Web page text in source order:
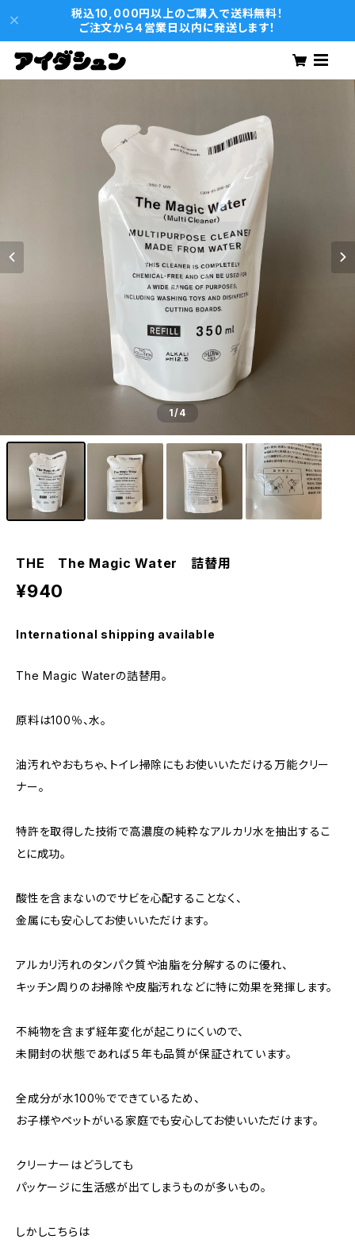
税込10,000円以上のご購入で送料無料！
ご注文から４営業日以内に発送します！
1/4
THE The Magic Water 詰替用
¥940
International shipping available
The Magic Waterの詰替用。
原料は100％、水。
油汚れやおもちゃ、トイレ掃除にもお使いいただける万能クリー
ナー。
特許を取得した技術で高濃度の純粋なアルカリ水を抽出するこ
とに成功。
酸性を含まないのでサビを心配することなく、
金属にも安心してお使いいただけます。
アルカリ汚れのタンパク質や油脂を分解するのに優れ、
キッチン周りのお掃除や皮脂汚れなどに特に効果を発揮します。
不純物を含まず経年変化が起こりにくいので、
未開封の状態であれば５年も品質が保証されています。
全成分が水100％でできているため、
お子様やペットがいる家庭でも安心してお使いいただけます。
クリーナーはどうしても
パッケージに生活感が出てしまうものが多いもの。
しかしこちらは